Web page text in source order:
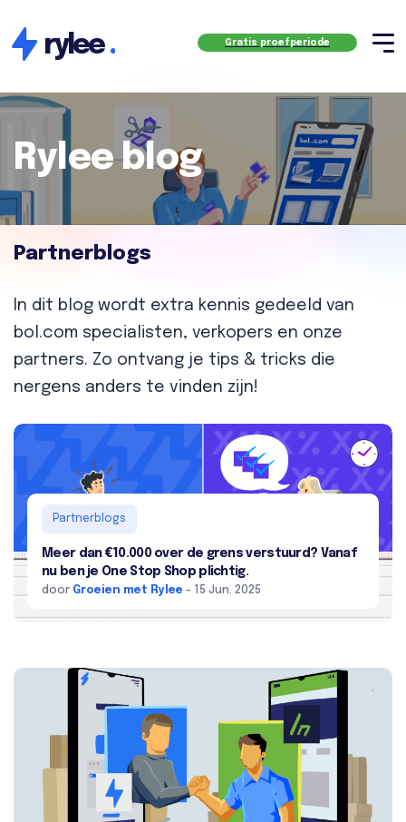
rylee. Gratis proefperiode
Rylee blog
Partnerblogs
In dit blog wordt extra kennis gedeeld van
bol.com specialisten, verkopers en onze
partners. Zo ontvang je tips & tricks die
nergens anders te vinden zijn!
Partnerblogs
Meer dan €10.000 over de grens verstuurd? Vanaf
nu ben je One Stop Shop plichtig.
door Groeien met Rylee - 15 Jun. 2025